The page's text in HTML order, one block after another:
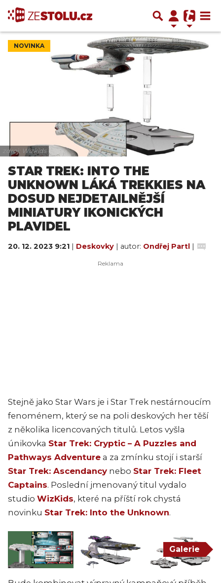
NOVINKA
zdroj: Wizkids
STAR TREK: INTO THE
UNKNOWN LÁKÁ TREKKIES NA
DOSUD NEJDETAILNĚJŠÍ
MINIATURY IKONICKÝCH
PLAVIDEL
20. 12. 2023 9:21 | Deskovky | autor: Ondřej Partl |
Stejně jako Star Wars je i Star Trek nestárnoucím
fenoménem, který se na poli deskových her těší
z několika licencovaných titulů. Letos vyšla
únikovka Star Trek: Cryptic – A Puzzles and
Pathways Adventure a za zmínku stojí i starší
Star Trek: Ascendancy nebo Star Trek: Fleet
Captains. Poslední jmenovaný titul vydalo
studio WizKids, které na příští rok chystá
novinku Star Trek: Into the Unknown.
Galerie